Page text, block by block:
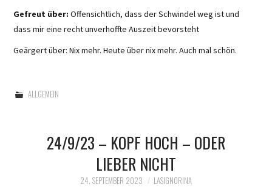
Gefreut über: Offensichtlich, dass der Schwindel weg ist und
dass mir eine recht unverhoffte Auszeit bevorsteht
Geärgert über: Nix mehr. Heute über nix mehr. Auch mal schön.
ALLGEMEIN
24/9/23 – KOPF HOCH – ODER
LIEBER NICHT
24. SEPTEMBER 2023 LASIGNORINA